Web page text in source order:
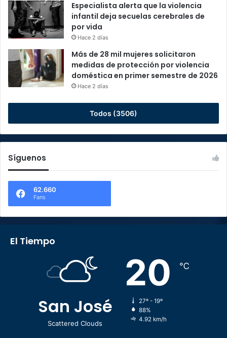
Especialista alerta que la violencia
infantil deja secuelas cerebrales de
por vida
Hace 2 días
Más de 28 mil mujeres solicitaron
medidas de protección por violencia
doméstica en primer semestre de 2026
Hace 2 días
Todos (3506)
Síguenos
62.660
Fans
El Tiempo
San José
Scattered Clouds
20 ℃
27º - 19º
88%
4.92 km/h